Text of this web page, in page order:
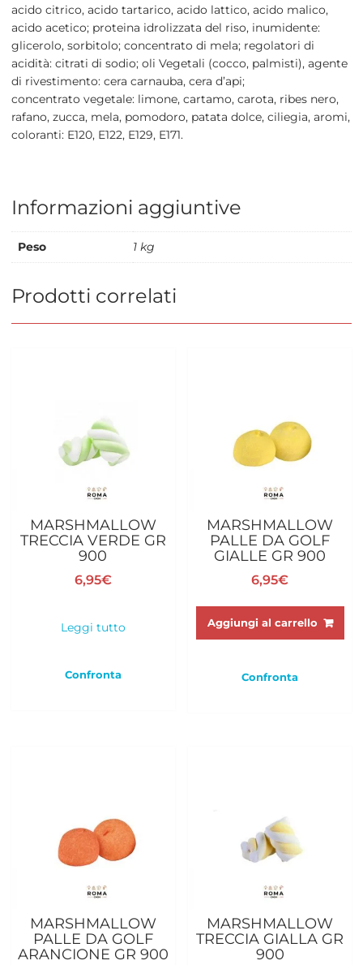
acido citrico, acido tartarico, acido lattico, acido malico,
acido acetico; proteina idrolizzata del riso, inumidente:
glicerolo, sorbitolo; concentrato di mela; regolatori di
acidità: citrati di sodio; oli Vegetali (cocco, palmisti), agente
di rivestimento: cera carnauba, cera d’api;
concentrato vegetale: limone, cartamo, carota, ribes nero,
rafano, zucca, mela, pomodoro, patata dolce, ciliegia, aromi,
coloranti: E120, E122, E129, E171.
Informazioni aggiuntive
Peso 1 kg
Prodotti correlati
MARSHMALLOW
TRECCIA VERDE GR
900
6,95€
Leggi tutto
Confronta
MARSHMALLOW
PALLE DA GOLF
GIALLE GR 900
6,95€
Aggiungi al carrello
Confronta
MARSHMALLOW
PALLE DA GOLF
ARANCIONE GR 900
MARSHMALLOW
TRECCIA GIALLA GR
900